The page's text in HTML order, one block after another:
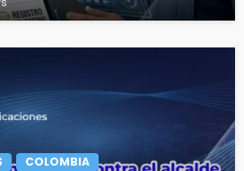
COLOMBIA